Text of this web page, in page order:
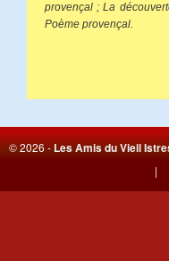
provençal ; La
Poème provençal.
© 2026 -Les Amis du Vieil
|